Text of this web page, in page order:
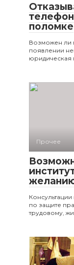
поломке
Возможен ли
появлении
Прочее
по защите
трудовому,